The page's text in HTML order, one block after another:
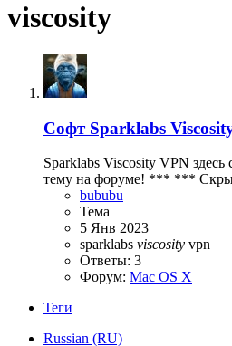
viscosity
Софт Sparklabs
Sparklabs Viscosity VPN
тему на форуме! *** ***
bububu
Тема
5 Янв 2023
sparklabs viscosity vpn
Ответы: 3
Форум: Mac OS X
Теги
Russian (RU)